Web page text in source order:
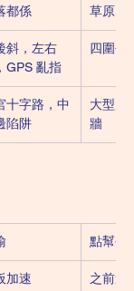
都係
草原
斜，左右
GPS 亂指
四圍平
十字路，中
陷阱
大型空
牆
點幫手
加速
之前速